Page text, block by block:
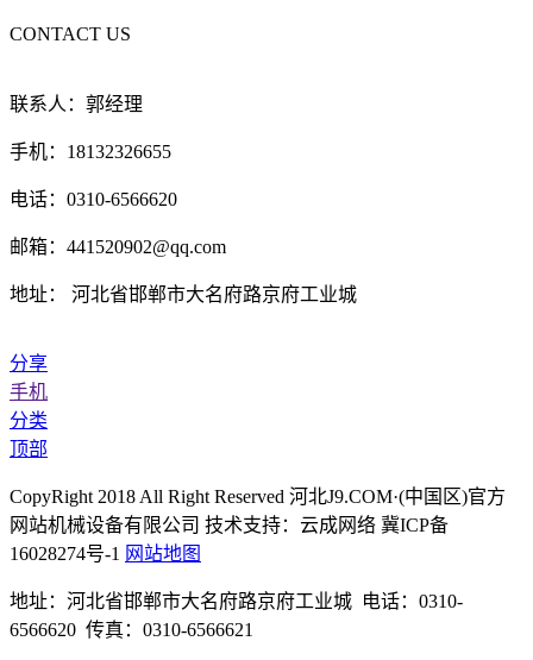
CONTACT US
联系人：郭经理
手机：18132326655
电话：0310-6566620
邮箱：441520902@qq.com
地址： 河北省邯郸市大名府路京府工业城
分享
手机
分类
顶部
CopyRight 2018 All Right Reserved 河北J9.COM·(中国区)官方
网站机械设备有限公司 技术支持：云成网络 冀ICP备
16028274号-1 网站地图
地址：河北省邯郸市大名府路京府工业城 电话：0310-
6566620 传真：0310-6566621